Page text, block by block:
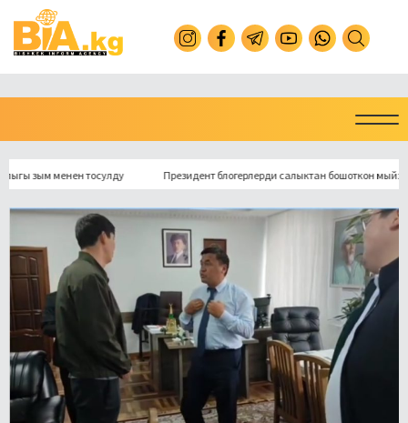
менен тосулду Президент блогерлерди салыктан бошоткон мыйзамга кол